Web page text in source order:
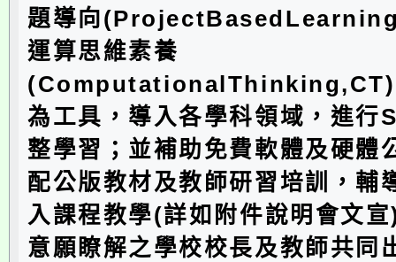
題導向
運算思維素養
(ComputationalThinking,CT)
為工具，導入各學科領域，進行
整學習；並補助免費軟體及硬體
配公版教材及教師研習培訓，輔
入課程教學(詳如附件說明會文
意願瞭解之學校校長及教師共同